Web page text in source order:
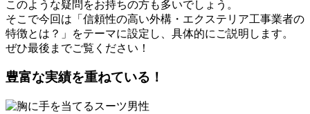
このような疑問をお持ちの方も多いでしょう。
そこで今回は「信頼性の高い外構・エクステリア工事業者の
特徴とは？」をテーマに設定し、具体的にご説明します。
ぜひ最後までご覧ください！
豊富な実績を重ねている！